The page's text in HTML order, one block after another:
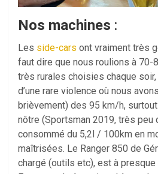
Nos machines :
Les side-cars ont vraiment très
faut dire que nous roulions à
très rurales choisies chaque
d’une rare violence où nous
brièvement) des 95 km/h, surtout
nôtre (Sportsman 2019, très peu
consommé du 5,2l / 100km en
maîtrisées. Le Ranger 850 de
chargé (outils etc), est à